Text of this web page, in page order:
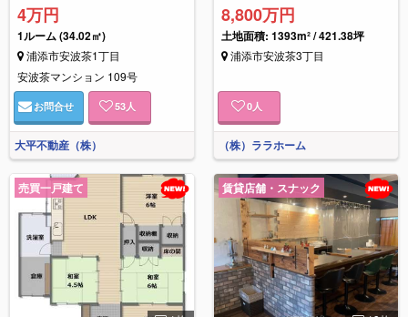
4万円
1ルーム(34.02㎡)
浦添市安波茶1丁目
安波茶マンション 109号
お問合せ 53人
大平不動産（株）
8,800万円
土地面積: 1393m² / 421.38坪
浦添市安波茶3丁目
0人
（株）ララホーム
売買一戸建て 賃貸店舗・スナック